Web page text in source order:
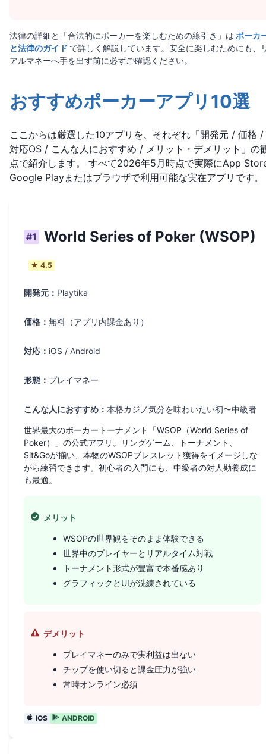
法律の詳細と「合法的にポーカーを楽しむための線引き」は ポーカ
と法律のガイド で詳しく解説しています。安全に楽しむためにも、
アルマネーへ手を出す前に必ずご確認ください。
おすすめポーカーアプリ10選
ここからは厳選した10アプリを、それぞれ「開発元 / 価格 /
対応OS / こんな人におすすめ / メリット・デメリット」の
点で紹介します。 すべて2026年5月時点で実際にApp
Google Playまたはブラウザで利用可能な実在アプリです。
#1 World Series of Poker (WSOP)
★ 4.5
開発元： Playtika
価格： 無料（アプリ内課金あり）
対応： iOS / Android
形態： プレイマネー
こんな人におすすめ： 本格カジノ気分を味わいたい初〜中級者
世界最大のポーカートーナメント「WSOP（World Series of
Poker）」の公式アプリ。リングゲーム、トーナメント、
Sit&Goが揃い、本物のWSOPブレスレット獲得をイメージしな
がら練習できます。初心者の入門にも、中級者の対人勘養成に
も最適。
メリット
WSOPの世界観をそのまま体験できる
世界中のプレイヤーとリアルタイム対戦
トーナメント形式が豊富で本番感あり
グラフィックとUIが洗練されている
デメリット
プレイマネーのみで実利益は出ない
チップを使い切ると課金圧力が強い
常時オンライン必須
IOS ANDROID